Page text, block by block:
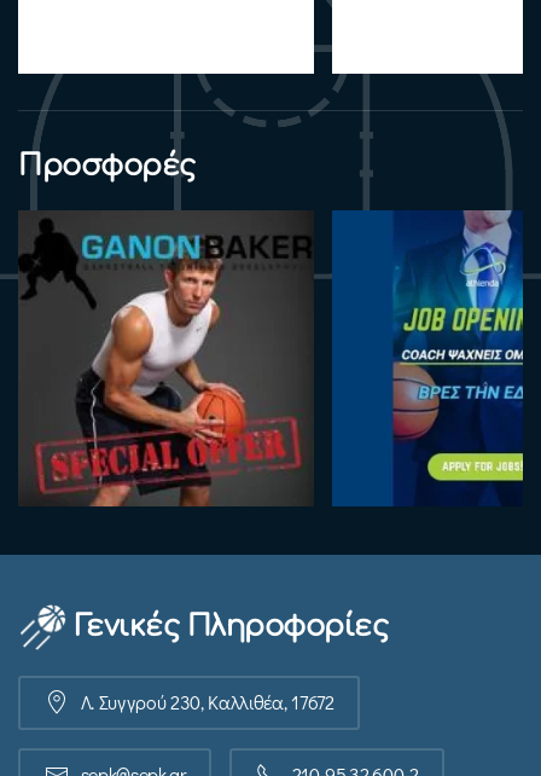
Προσφορές
Γενικές Πληροφορίες
Λ. Συγγρού 230, Καλλιθέα, 17672